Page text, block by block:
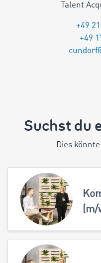
Talent
+49
+49
Suchst du
Dies
(m/